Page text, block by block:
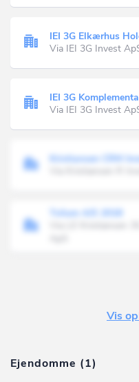
IEI 3G Elkærhus
Via IEI 3G Invest
IEI 3G
Via IEI 3G Invest
Kristiansen CRM
Tvilum A/S 2018
Vis
Ejendomme (1)